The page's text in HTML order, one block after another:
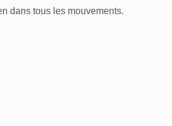
dans tous les mouvements.